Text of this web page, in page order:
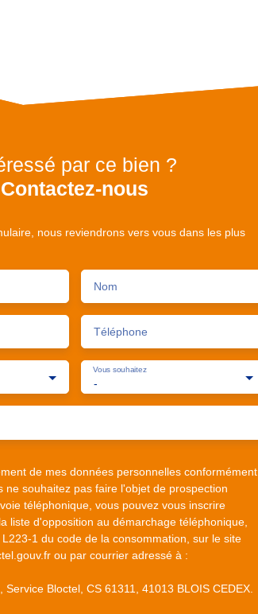
par ce bien ?
Contactez-nous
nous reviendrons vers vous dans les plus
Nom
Téléphone
-
Vous souhaitez
de mes données personnelles conformément
ne souhaitez pas faire l'objet de prospection
téléphonique, vous pouvez vous inscrire
liste d'opposition au démarchage téléphonique,
1 du code de la consommation, sur le site
ou par courrier adressé à :
Service Bloctel, CS 61311, 41013 BLOIS CEDEX.